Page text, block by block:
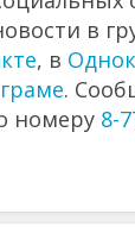
в
, в
.
номеру 8-